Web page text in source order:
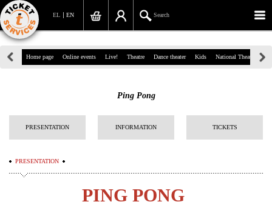
EN
EL Search
39, Panepistimiou Str, Athens
info@ticketservices.gr
Check out
Search your order
Home page Online events Live! Theatre Dance theater Kids National Theatre
Ping Pong
PRESENTATION INFORMATION TICKETS
PRESENTATION
PING PONG